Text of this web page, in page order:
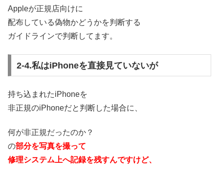
Appleが正規店向けに
配布している偽物かどうかを判断する
ガイドラインで判断してます。
2-4.私はiPhoneを直接見ていないが
持ち込まれたiPhoneを
非正規のiPhoneだと判断した場合に、
何が非正規だったのか？
の部分を写真を撮って
修理システム上へ記録を残すんですけど、